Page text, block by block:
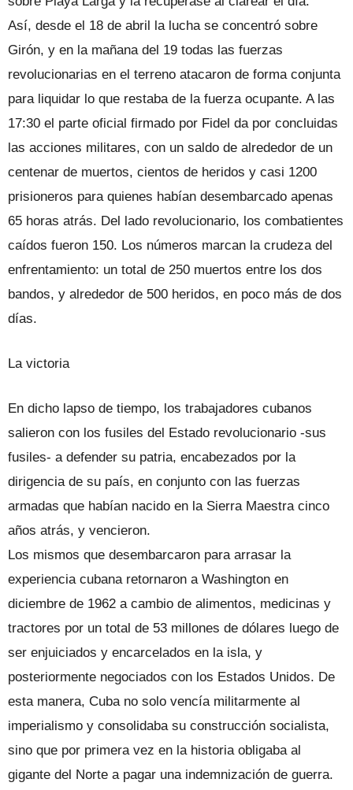
Así, desde el 18 de abril la lucha se concentró sobre
Girón, y en la mañana del 19 todas las fuerzas
revolucionarias en el terreno atacaron de forma conjunta
para liquidar lo que restaba de la fuerza ocupante. A las
17:30 el parte oficial firmado por Fidel da por concluidas
las acciones militares, con un saldo de alrededor de un
centenar de muertos, cientos de heridos y casi 1200
prisioneros para quienes habían desembarcado apenas
65 horas atrás. Del lado revolucionario, los combatientes
caídos fueron 150. Los números marcan la crudeza del
enfrentamiento: un total de 250 muertos entre los dos
bandos, y alrededor de 500 heridos, en poco más de dos
días.
La victoria
En dicho lapso de tiempo, los trabajadores cubanos
salieron con los fusiles del Estado revolucionario -sus
fusiles- a defender su patria, encabezados por la
dirigencia de su país, en conjunto con las fuerzas
armadas que habían nacido en la Sierra Maestra cinco
años atrás, y vencieron.
Los mismos que desembarcaron para arrasar la
experiencia cubana retornaron a Washington en
diciembre de 1962 a cambio de alimentos, medicinas y
tractores por un total de 53 millones de dólares luego de
ser enjuiciados y encarcelados en la isla, y
posteriormente negociados con los Estados Unidos. De
esta manera, Cuba no solo vencía militarmente al
imperialismo y consolidaba su construcción socialista,
sino que por primera vez en la historia obligaba al
gigante del Norte a pagar una indemnización de guerra.